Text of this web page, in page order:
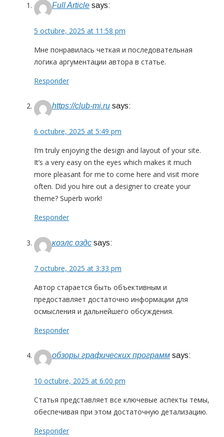
Full Article says:
5 octubre, 2025 at 11:58 pm
Мне понравилась четкая и последовательная
логика аргументации автора в статье.
Responder
https://club-mi.ru says:
6 octubre, 2025 at 5:49 pm
I’m truly enjoying the design and layout of your site.
It’s a very easy on the eyes which makes it much
more pleasant for me to come here and visit more
often. Did you hire out a designer to create your
theme? Superb work!
Responder
коэлс оздс says:
7 octubre, 2025 at 3:33 pm
Автор старается быть объективным и
предоставляет достаточно информации для
осмысления и дальнейшего обсуждения.
Responder
обзоры графических программ says:
10 octubre, 2025 at 6:00 pm
Статья представляет все ключевые аспекты темы,
обеспечивая при этом достаточную детализацию.
Responder